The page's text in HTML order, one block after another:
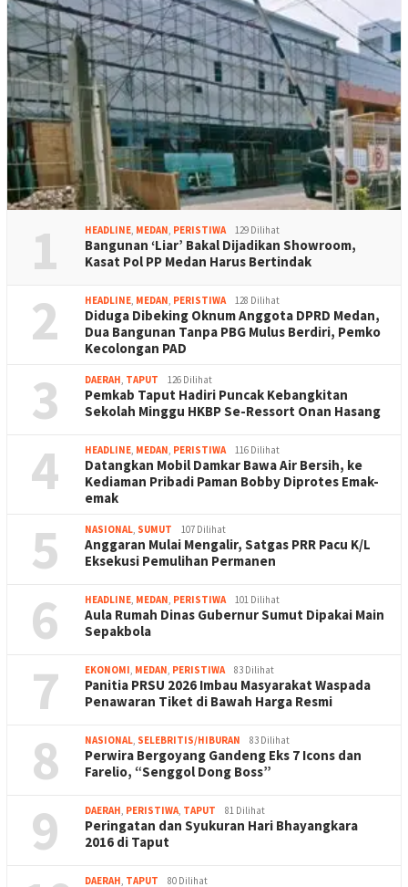
1 HEADLINE, MEDAN, PERISTIWA 129 Dilihat
Bangunan ‘Liar’ Bakal Dijadikan Showroom,
Kasat Pol PP Medan Harus Bertindak
2 HEADLINE, MEDAN, PERISTIWA 128 Dilihat
Diduga Dibeking Oknum Anggota DPRD Medan,
Dua Bangunan Tanpa PBG Mulus Berdiri, Pemko
Kecolongan PAD
3 DAERAH, TAPUT 126 Dilihat
Pemkab Taput Hadiri Puncak Kebangkitan
Sekolah Minggu HKBP Se-Ressort Onan Hasang
4 HEADLINE, MEDAN, PERISTIWA 116 Dilihat
Datangkan Mobil Damkar Bawa Air Bersih, ke
Kediaman Pribadi Paman Bobby Diprotes Emak-
emak
5 NASIONAL, SUMUT 107 Dilihat
Anggaran Mulai Mengalir, Satgas PRR Pacu K/L
Eksekusi Pemulihan Permanen
6 HEADLINE, MEDAN, PERISTIWA 101 Dilihat
Aula Rumah Dinas Gubernur Sumut Dipakai Main
Sepakbola
7 EKONOMI, MEDAN, PERISTIWA 83 Dilihat
Panitia PRSU 2026 Imbau Masyarakat Waspada
Penawaran Tiket di Bawah Harga Resmi
8 NASIONAL, SELEBRITIS/HIBURAN 83 Dilihat
Perwira Bergoyang Gandeng Eks 7 Icons dan
Farelio, “Senggol Dong Boss”
9 DAERAH, PERISTIWA, TAPUT 81 Dilihat
Peringatan dan Syukuran Hari Bhayangkara
2016 di Taput
DAERAH, TAPUT 80 Dilihat